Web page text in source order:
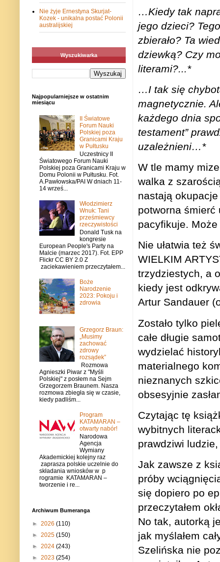
…Kiedy tak
jego dzieci?
zbierało? Ta
dziewką? Czy
literami?...*
…I tak się
magnetycznie.
każdego dnia
testament”
uzależnieni…*
W tle mamy
walka z
nastają
potworna śmierć
pacyfikuje.
Nie ułatwia też
WIELKIM
trzydziestych, a
kiedy jest
Artur Sandauer
Zostało tylko
całe długie
wydzielać
materialnego
nieznanych
obsesyjnie
Czytając tę
wybitnych
prawdziwi
Jak zawsze z
próby
się dopiero po
przeczytałem
No tak, autorką
jak myślałem
Szelińska nie
Nie żyje Ernestyna Skurjat-
Kozek - unikalna postać Polonii
australijskiej
Wyszukiwarka
Najpopularniejsze w ostatnim
miesiącu
II Światowe
Forum Nauki
Polskiej poza
Granicami Kraju
w Pułtusku
Uczestnicy II
Światowego Forum Nauki
Polskiej poza Granicami Kraju w
Domu Polonii w Pułtusku. Fot.
A.Pawłowska/PAI W dniach 11-
14 wrześ...
Włodzimierz
Wnuk: Tani
prześmiewcy
rzeczywistości
Donald Tusk na
kongresie
European People's Party na
Malcie (marzec 2017). Fot. EPP
Flickr CC BY 2.0 Z
zaciekawieniem przeczytałem...
Boże
Narodzenie
2023: Pokoju i
zdrowia
Grzegorz Braun:
„Musimy
zachować
zdrowy
rozsądek”
Rozmowa
Agnieszki Piwar z "Myśli
Polskiej" z posłem na Sejm
Grzegorzem Braunem. Nasza
rozmowa zbiegła się w czasie,
kiedy padliśm...
Program
KATAMARAN –
otwarty nabór!
Narodowa
Agencja
Wymiany
Akademickiej kolejny raz
zaprasza polskie uczelnie do
składania wniosków w p
rogramie KATAMARAN –
tworzenie i re...
Archiwum Bumeranga
► 2026 (110)
► 2025 (150)
► 2024 (243)
► 2023 (254)